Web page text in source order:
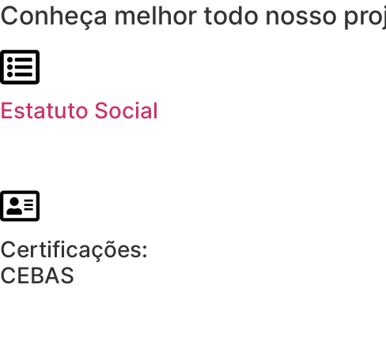
Conheça melhor todo nosso
Estatuto Social
Certificações:
CEBAS